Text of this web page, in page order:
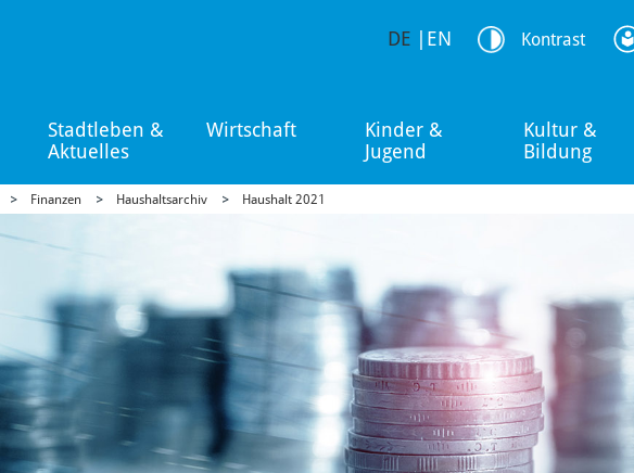
Stadtleben &
Aktuelles
Wirtschaft
Kinder &
Jugend
Kultur &
Bildung
DE EN Kontrast
Finanzen Haushaltsarchiv Haushalt 2021